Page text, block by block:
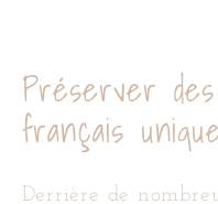
Préserver
français
Derrière de